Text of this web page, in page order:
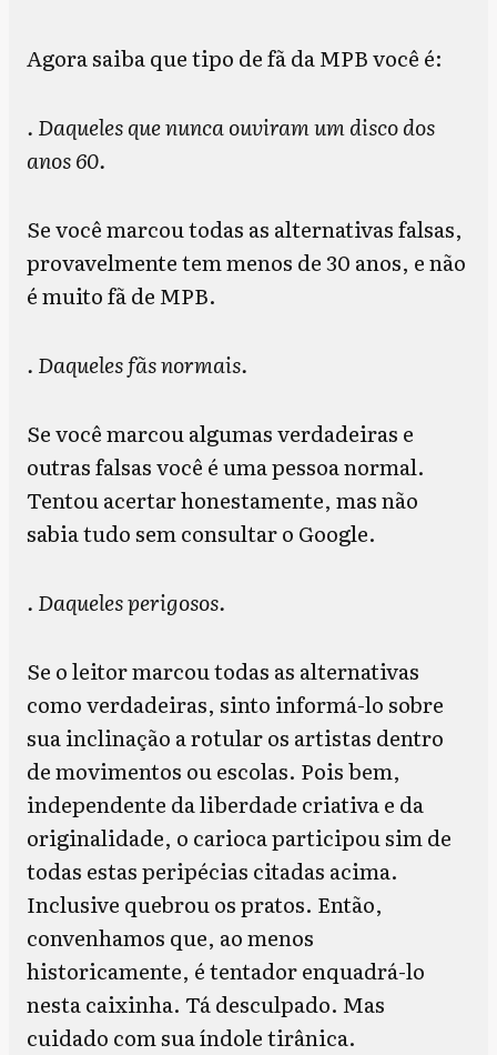
Agora saiba que tipo de fã da MPB você é:
. Daqueles que nunca ouviram um disco dos
anos 60.
Se você marcou todas as alternativas falsas,
provavelmente tem menos de 30 anos, e não
é muito fã de MPB.
. Daqueles fãs normais.
Se você marcou algumas verdadeiras e
outras falsas você é uma pessoa normal.
Tentou acertar honestamente, mas não
sabia tudo sem consultar o Google.
. Daqueles perigosos.
Se o leitor marcou todas as alternativas
como verdadeiras, sinto informá-lo sobre
sua inclinação a rotular os artistas dentro
de movimentos ou escolas. Pois bem,
independente da liberdade criativa e da
originalidade, o carioca participou sim de
todas estas peripécias citadas acima.
Inclusive quebrou os pratos. Então,
convenhamos que, ao menos
historicamente, é tentador enquadrá-lo
nesta caixinha. Tá desculpado. Mas
cuidado com sua índole tirânica.